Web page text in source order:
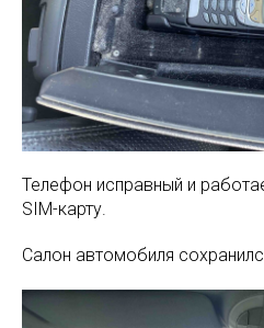
Телефон исправный и
SIM-карту.
Салон автомобиля